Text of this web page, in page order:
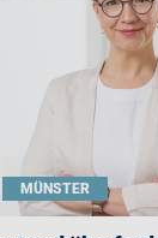
MÜNSTER